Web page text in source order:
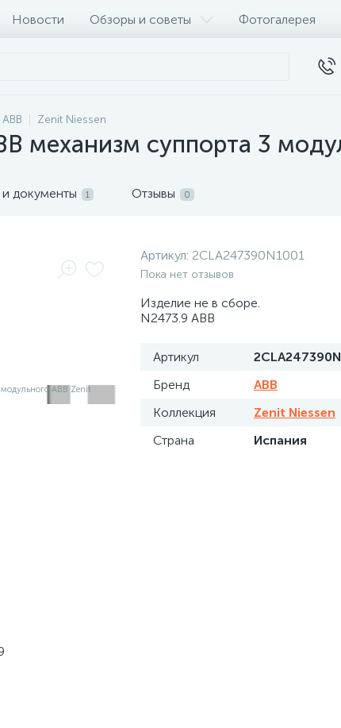
Новости Обзоры и советы Фотогалерея
ABB Zenit Niessen
механизм суппорта 3
документы 1 Отзывы 0
Артикул: 2CLA247390N1001
Пока нет отзывов
Изделие не в сборе.
N2473.9 ABB
Артикул
Бренд
ABB
Коллекция
Zenit Niessen
Страна
Испания